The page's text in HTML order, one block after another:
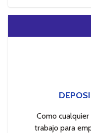
Como
trabajo para